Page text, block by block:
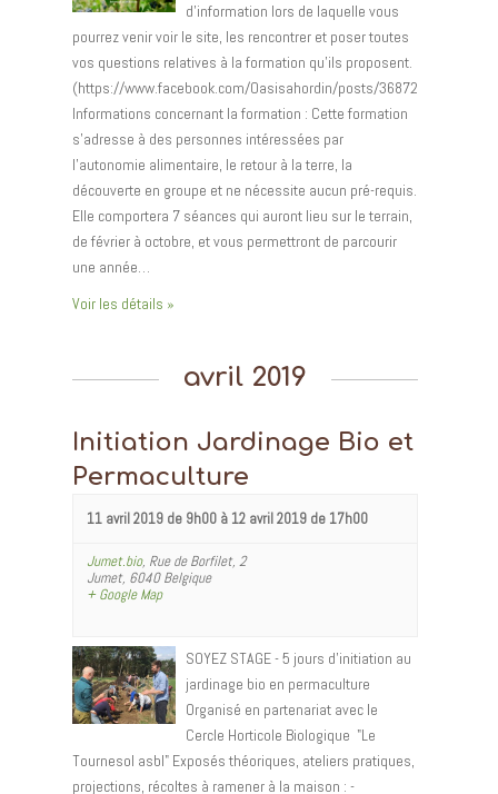
d'information lors de laquelle vous
pourrez venir voir le site, les rencontrer et poser toutes
vos questions relatives à la formation qu'ils proposent.
(https://www.facebook.com/Oasisahordin/posts/
Informations concernant la formation : Cette formation
s’adresse à des personnes intéressées par
l’autonomie alimentaire, le retour à la terre, la
découverte en groupe et ne nécessite aucun pré-requis.
Elle comportera 7 séances qui auront lieu sur le terrain,
de février à octobre, et vous permettront de parcourir
une année…
Voir les détails »
avril 2019
Initiation Jardinage Bio et
Permaculture
11 avril 2019 de 9h00à 12 avril 2019 de 17h00
Jumet.bio, Rue de Borfilet, 2
Jumet, 6040 Belgique
+ Google Map
SOYEZ STAGE - 5 jours d'initiation au
jardinage bio en permaculture
Organisé en partenariat avec le
Cercle Horticole Biologique "Le
Tournesol asbl" Exposés théoriques, ateliers pratiques,
projections, récoltes à ramener à la maison : -